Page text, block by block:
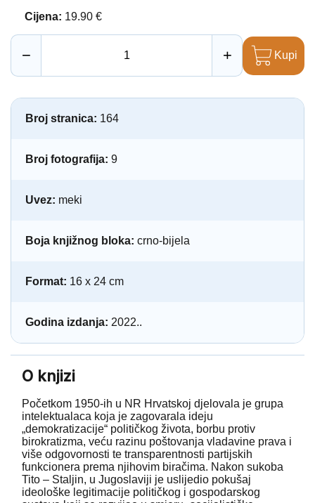
Cijena: 19.90 €
− + Kupi
Broj stranica: 164
Broj fotografija: 9
Uvez: meki
Boja knjižnog bloka: crno-bijela
Format: 16 x 24 cm
Godina izdanja: 2022..
O knjizi
Početkom 1950-ih u NR Hrvatskoj djelovala je grupa
intelektualaca koja je zagovarala ideju
„demokratizacije“ političkog života, borbu protiv
birokratizma, veću razinu poštovanja vladavine prava i
više odgovornosti te transparentnosti partijskih
funkcionera prema njihovim biračima. Nakon sukoba
Tito – Staljin, u Jugoslaviji je uslijedio pokušaj
ideološke legitimacije političkog i gospodarskog